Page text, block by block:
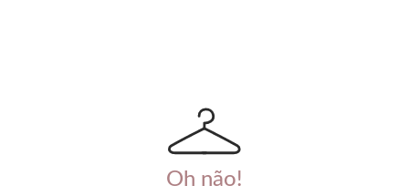
Oh não!